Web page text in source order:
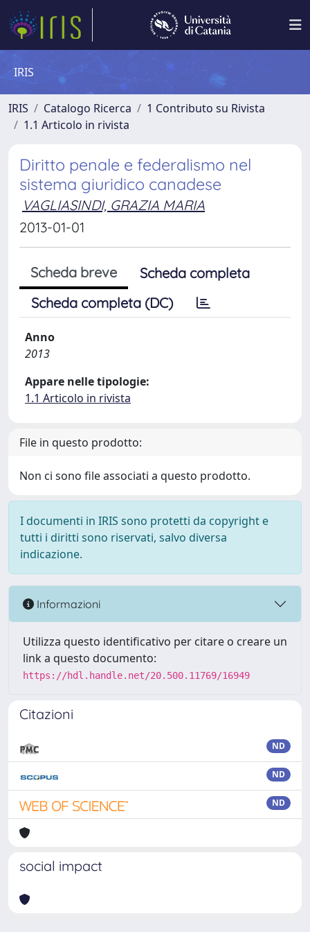
IRIS
IRIS Catalogo Ricerca
1 Contributo su Rivista
1.1 Articolo in rivista
Diritto penale e federalismo nel
sistema giuridico canadese
VAGLIASINDI, GRAZIA MARIA
2013-01-01
Scheda breve
Scheda completa
Scheda completa (DC)
Anno
2013
Appare nelle tipologie:
1.1 Articolo in rivista
File in questo prodotto:
Non ci sono file associati a questo prodotto.
I documenti in IRIS sono protetti da copyright e
tutti i diritti sono riservati, salvo diversa
indicazione.
Informazioni
Utilizza questo identificativo per citare o creare un
link a questo documento:
https://hdl.handle.net/20.500.11769/16949
Citazioni
ND
ND
ND
social impact